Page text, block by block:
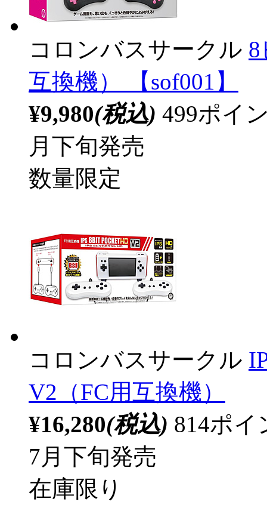
コロンバスサークル 8
互換機） 【sof001】
¥9,980(税込) 499ポイ
月下旬発売
数量限定
コロンバスサークル
V2（FC用互換機）
¥16,280(税込) 814ポ
7月下旬発売
在庫限り